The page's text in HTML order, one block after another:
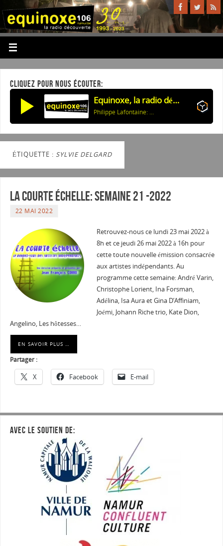
CLIQUEZ POUR NOUS ÉCOUTER:
Equinoxe, la radio découverte
Philippe Lafontaine: Entre gin et café lait
ÉTIQUETTE : SYLVIE DELGARD
La courte échelle: semaine 21 -2022
22 MAI 2022
Retrouvez-nous ce lundi 23 mai 2022 à
8h et ce jeudi 26 mai 2022 à 16h pour
cette toute nouvelle émission consacrée
aux artistes indépendants. Au
programme cette semaine: André Varin,
Christophe Lorient, Ina Forsman,
Adélina, Isa Aura et Gina D’Affiniam,
Joémi, Johann Riche trio, Kate Dion,
Angelino, Les hôtesses…
EN SAVOIR PLUS …
Partager :
X Facebook E-mail
AVEC LE SOUTIEN DE: